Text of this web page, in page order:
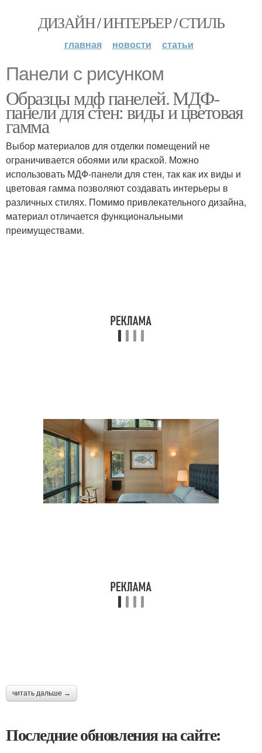
ДИЗАЙН / ИНТЕРЬЕР / СТИЛЬ
главная новости статьи
Панели с рисунком
Образцы мдф панелей. МДФ-
панели для стен: виды и цветовая
гамма
Выбор материалов для отделки помещений не
ограничивается обоями или краской. Можно
использовать МДФ-панели для стен, так как их виды и
цветовая гамма позволяют создавать интерьеры в
различных стилях. Помимо привлекательного дизайна,
материал отличается функциональными
преимуществами.
читать дальше →
Последние обновления на сайте: